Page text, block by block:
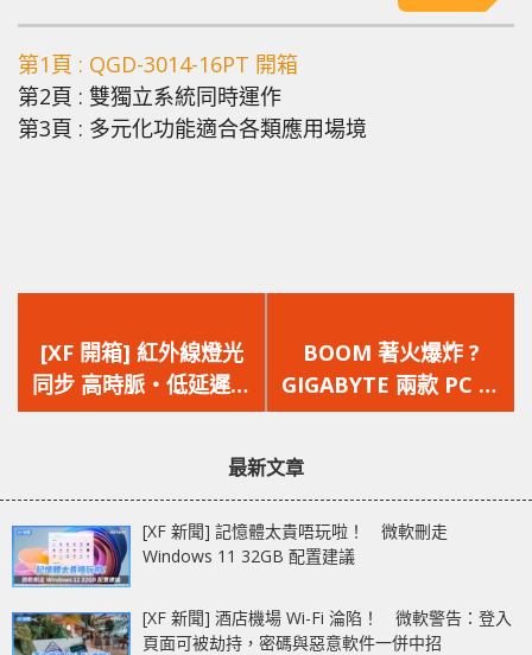
第1頁 : QGD-3014-16PT 開箱
第2頁 : 雙獨立系統同時運作
第3頁 : 多元化功能適合各類應用場境
一
篇
文
[XF 開箱] 紅外線燈光
同步 高時脈‧低延遲‧
鋁合金散熱片
Renegade DDR4 RGB
一
篇
文
BOOM 著火爆炸 ?
GIGABYTE 兩款 PC 電
源器出現嚴重災情，高
最新文章
[XF 新聞] 記憶體太貴唔玩啦！ 微軟刪走
Windows 11 32GB 配置建議
[XF 新聞] 酒店機場 Wi-Fi 淪陷！ 微軟警告：登入
頁面可被劫持，密碼與惡意軟件一併中招